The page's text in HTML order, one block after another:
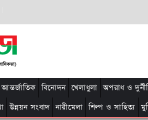
আন্তর্জাতিক বিনোদন খেলাধুলা অপরাধ ও
উন্নয়ন সংবাদ নারীমেলা শিল্প ও সাহিত্য